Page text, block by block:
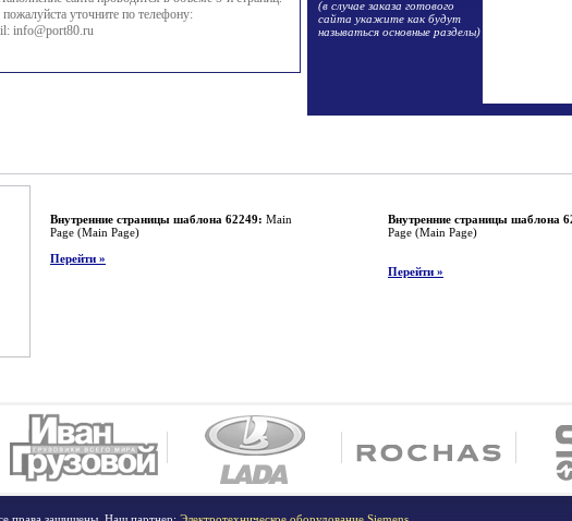
уточните по телефону:
info@port80.ru
(в случае заказа готового
сайта укажите как будут
называться основные разделы)
Внутренние страницы шаблона 62249: Main
Page (Main Page)
Перейти »
Внутренние страницы шаблона
Page (Main Page)
Перейти »